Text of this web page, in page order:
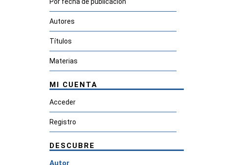
Autores
Títulos
Materias
MI CUENTA
Acceder
Registro
DESCUBRE
Autor